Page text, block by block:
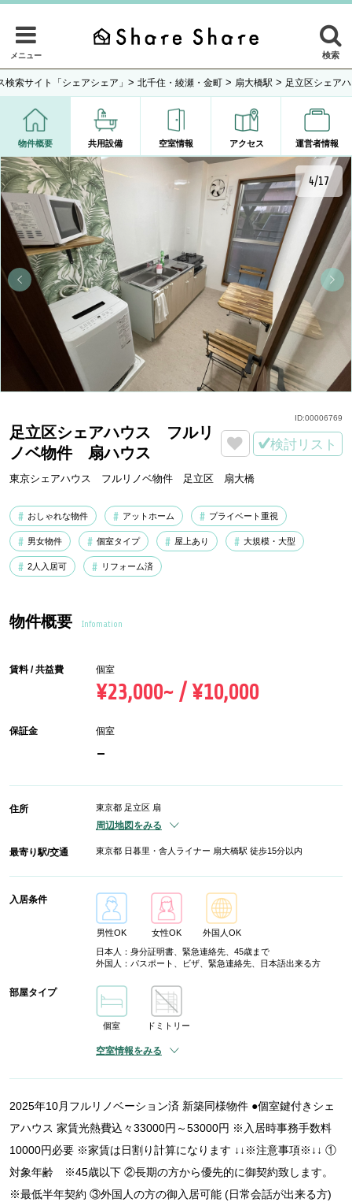
メニュー 検索
検索サイト「シェアシェア」 > 北千住・綾瀬・金町 > 扇大橋駅 > 足立区シェア
物件概要 共用設備 空室情報 アクセス 運営者情報
4/17
足立区シェアハウス フルリ
ノベ物件 扇ハウス
東京シェアハウス フルリノベ物件 足立区 扇大橋
検討リスト
おしゃれな物件 アットホーム プライベート重視
男女物件 個室タイプ 屋上あり 大規模・大型
2人入居可 リフォーム済
ID:00006769
物件概要 Infomation
賃料 / 共益費 個室
¥23,000~ / ¥10,000
保証金 個室
-
住所 東京都 足立区 扇
周辺地図をみる
最寄り駅/交通 東京都 日暮里・舎人ライナー 扇大橋駅 徒歩15分以内
入居条件
男性OK 女性OK
外国人OK
日本人：身分証明書、緊急連絡先、45歳まで
外国人：パスポート、ビザ、緊急連絡先、日本語出来る方
部屋タイプ
個室 ドミトリー
空室情報をみる
2025年10月フルリノベーション済 新築同様物件 ●個室鍵付きシェ
アハウス 家賃光熱費込々33000円～53000円 ※入居時事務手数料
10000円必要 ※家賃は日割り計算になります ↓↓※注意事項※↓↓ ①
対象年齢 ※45歳以下 ②長期の方から優先的に御契約致します。
※最低半年契約 ③外国人の方の御入居可能 (日常会話が出来る方)